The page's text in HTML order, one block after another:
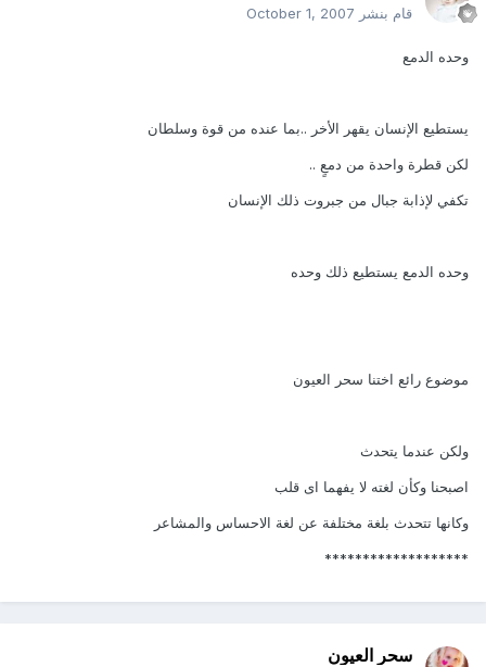
قام بنشر October 1, 2007
وحده الدمع
يستطيع الإنسان يقهر الأخر ..بما عنده من قوة وسلطان
لكن قطرة واحدة من دمعٍ ..
تكفي لإذابة جبال من جبروت ذلك الإنسان
وحده الدمع يستطيع ذلك وحده
موضوع رائع اختنا سحر العيون
ولكن عندما يتحدث
اصبحنا وكأن لغته لا يفهما اى قلب
وكانها تتحدث بلغة مختلفة عن لغة الاحساس والمشاعر
*******************
سحر العيون